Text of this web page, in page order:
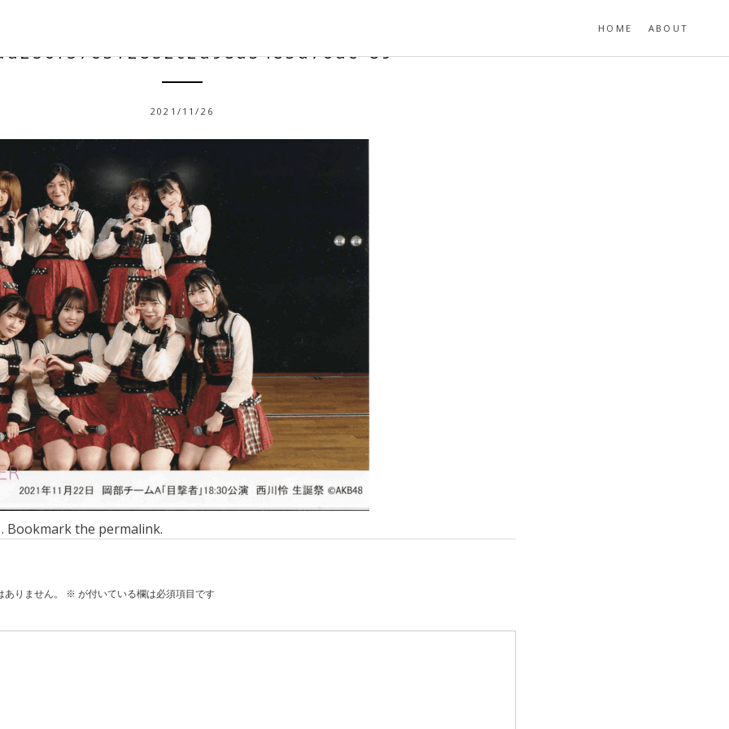
HOME ABOUT
89
2021/11/26
Bookmark the permalink.
りません。
※ が付いている欄は必須項目です